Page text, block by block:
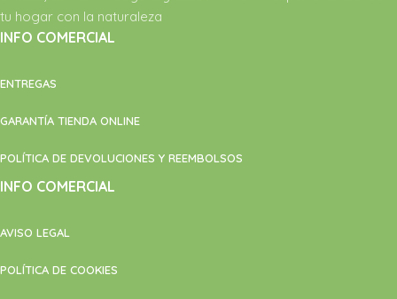
tu hogar con la naturaleza
INFO COMERCIAL
ENTREGAS
GARANTÍA TIENDA ONLINE
POLÍTICA DE DEVOLUCIONES Y REEMBOLSOS
INFO COMERCIAL
AVISO LEGAL
POLÍTICA DE COOKIES